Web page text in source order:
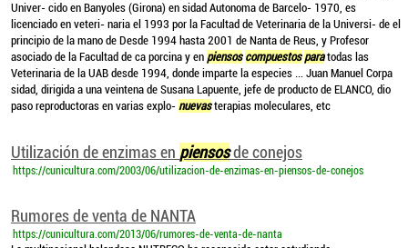
Univer- cido en Banyoles (Girona) en sidad Autonoma de Barcelo- 1970, es
licenciado en veteri- naria el 1993 por la Facultad de Veterinaria de la Universi- de el
principio de la mano de Desde 1994 hasta 2001 de Nanta de Reus, y Profesor
asociado de la Facultad de ca porcina y en piensos compuestos paratodas las
Veterinaria de la UAB desde 1994, donde imparte la especies ... Juan Manuel Corpa
sidad, dirigida a una veintena de Susana Lapuente, jefe de producto de ELANCO, dio
paso reproductoras en varias explo- nuevasterapias moleculares, etc
Utilización de enzimas en piensosde conejos
https://cunicultura.com/2003/06/utilizacion-de-enzimas-en-piensos-de-conejos
Rumores de venta de NANTA
https://cunicultura.com/2013/06/rumores-de-venta-de-nanta